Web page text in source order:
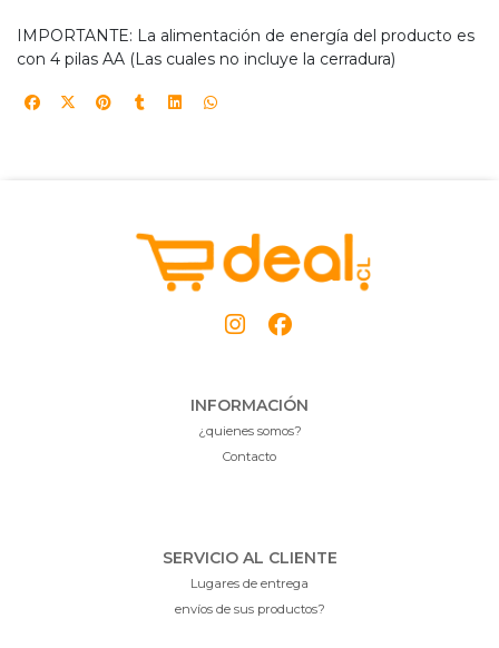
IMPORTANTE: La alimentación de energía del producto es
con 4 pilas AA (Las cuales no incluye la cerradura)
INFORMACIÓN
¿quienes somos?
Contacto
SERVICIO AL CLIENTE
Lugares de entrega
envíos de sus productos?